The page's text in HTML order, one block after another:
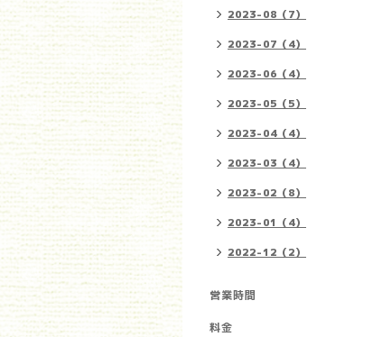
2023-08（7）
2023-07（4）
2023-06（4）
2023-05（5）
2023-04（4）
2023-03（4）
2023-02（8）
2023-01（4）
2022-12（2）
営業時間
料金